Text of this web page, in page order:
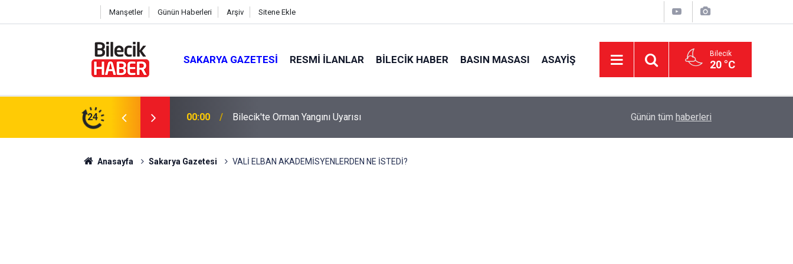
Manşetler Günün Haberleri Arşiv Sitene Ekle
SAKARYA GAZETESI RESMI İLANLAR BILECIK HABER BASIN MASASI ASAYIŞ Bilecik
20 °C
24 00:00 A VE B BLOK LOJMANLARIN MUHTELİF ONARIM İŞİ CHP Genel Başkan Yardımcısı Erbay:
Günün tüm haberleri
Anasayfa Sakarya Gazetesi VALİ ELBAN AKADEMİSYENLERDEN NE İSTEDİ?